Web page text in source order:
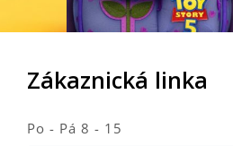
Zákaznická linka
Po - Pá 8 - 15